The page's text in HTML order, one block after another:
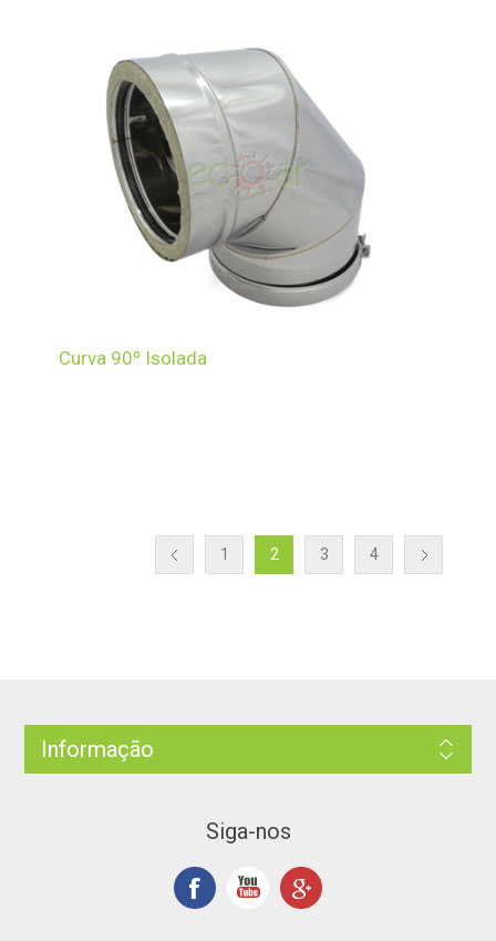
Curva 90º Isolada
1 2 3 4
Informação
Siga-nos